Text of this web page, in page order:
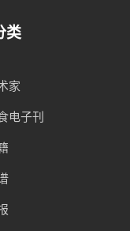
类
家
电子刊